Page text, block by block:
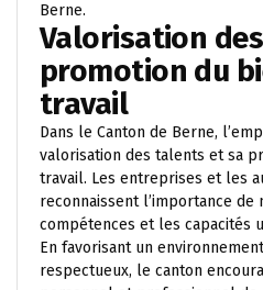
Berne.
Valorisation
promotion du
travail
Dans le Canton de Berne,
valorisation des talents et sa
travail. Les entreprises et les
reconnaissent l’importance de
compétences et les capacités
En favorisant un
respectueux, le canton